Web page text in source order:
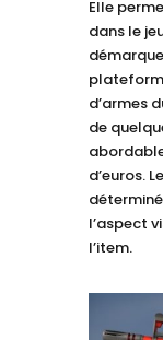
Elle
dans le
d’armes
de
d’euros.
l’aspect
l’item.